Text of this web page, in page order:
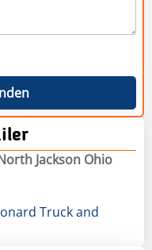
Jackson Ohio
Truck and